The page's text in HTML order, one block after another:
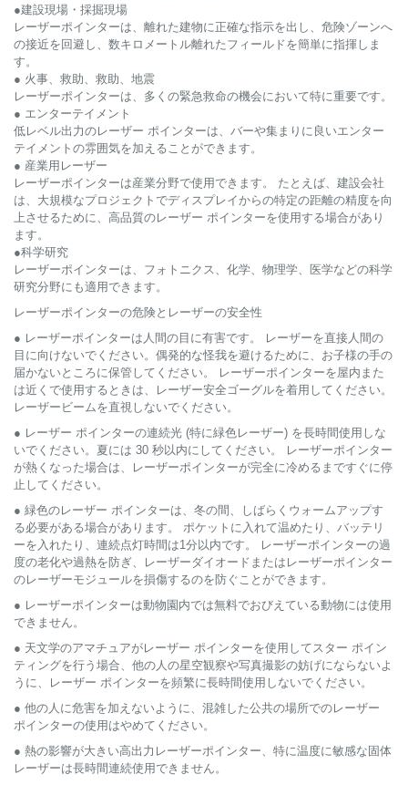
●建設現場・採掘現場
レーザーポインターは、離れた建物に正確な指示を出し、危険ゾーンへ
の接近を回避し、数キロメートル離れたフィールドを簡単に指揮しま
す。
● 火事、救助、救助、地震
レーザーポインターは、多くの緊急救命の機会において特に重要です。
● エンターテイメント
低レベル出力のレーザー ポインターは、バーや集まりに良いエンター
テイメントの雰囲気を加えることができます。
● 産業用レーザー
レーザーポインターは産業分野で使用できます。 たとえば、建設会社
は、大規模なプロジェクトでディスプレイからの特定の距離の精度を向
上させるために、高品質のレーザー ポインターを使用する場合があり
ます。
●科学研究
レーザーポインターは、フォトニクス、化学、物理学、医学などの科学
研究分野にも適用できます。
レーザーポインターの危険とレーザーの安全性
● レーザーポインターは人間の目に有害です。 レーザーを直接人間の
目に向けないでください。偶発的な怪我を避けるために、お子様の手の
届かないところに保管してください。 レーザーポインターを屋内また
は近くで使用するときは、レーザー安全ゴーグルを着用してください。
レーザービームを直視しないでください。
● レーザー ポインターの連続光 (特に緑色レーザー) を長時間使用しな
いでください。夏には 30 秒以内にしてください。 レーザーポインター
が熱くなった場合は、レーザーポインターが完全に冷めるまですぐに停
止してください。
● 緑色のレーザー ポインターは、冬の間、しばらくウォームアップす
る必要がある場合があります。 ポケットに入れて温めたり、バッテリ
ーを入れたり、連続点灯時間は1分以内です。 レーザーポインターの過
度の老化や過熱を防ぎ、レーザーダイオードまたはレーザーポインター
のレーザーモジュールを損傷するのを防ぐことができます。
● レーザーポインターは動物園内では無料でおびえている動物には使用
できません。
● 天文学のアマチュアがレーザー ポインターを使用してスター ポイン
ティングを行う場合、他の人の星空観察や写真撮影の妨げにならないよ
うに、レーザー ポインターを頻繁に長時間使用しないでください。
● 他の人に危害を加えないように、混雑した公共の場所でのレーザー
ポインターの使用はやめてください。
● 熱の影響が大きい高出力レーザーポインター、特に温度に敏感な固体
レーザーは長時間連続使用できません。